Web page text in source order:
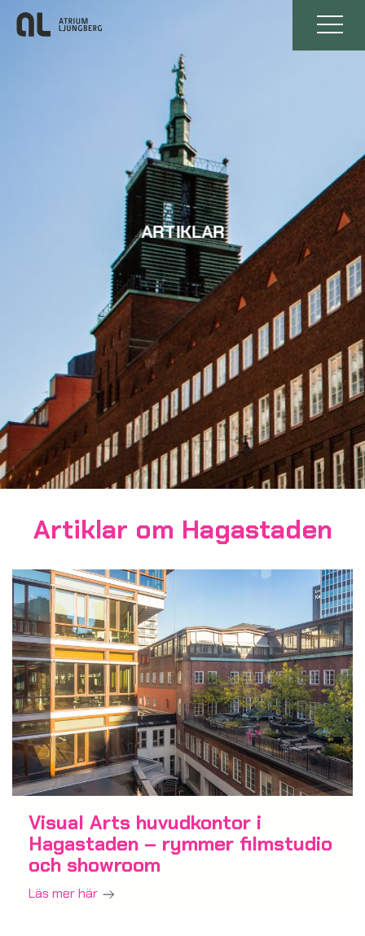
ARTIKLAR
Artiklar om Hagastaden
Visual Arts huvudkontor i
Hagastaden – rymmer filmstudio
och showroom
Läs mer här